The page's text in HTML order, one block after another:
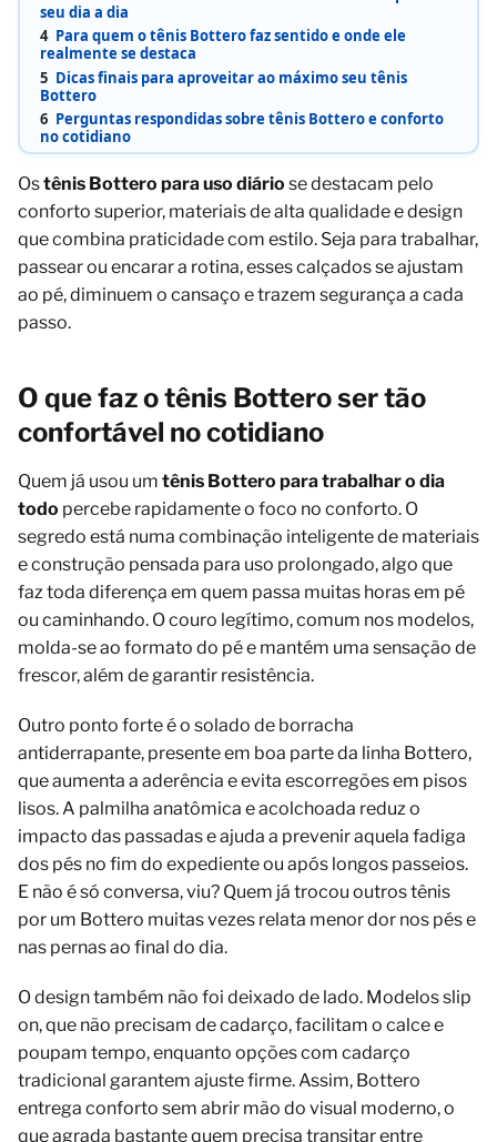
seu dia a dia
4 Para quem o tênis Bottero faz sentido e onde ele
realmente se destaca
5 Dicas finais para aproveitar ao máximo seu tênis
Bottero
6 Perguntas respondidas sobre tênis Bottero e conforto
no cotidiano
Ostênis Bottero para uso diário se destacam pelo
conforto superior, materiais de alta qualidade e design
que combina praticidade com estilo. Seja para trabalhar,
passear ou encarar a rotina, esses calçados se ajustam
ao pé, diminuem o cansaço e trazem segurança a cada
passo.
O que faz o tênis Bottero ser tão
confortável no cotidiano
Quem já usou um tênis Bottero para trabalhar o dia
todo percebe rapidamente o foco no conforto. O
segredo está numa combinação inteligente de materiais
e construção pensada para uso prolongado, algo que
faz toda diferença em quem passa muitas horas em pé
ou caminhando. O couro legítimo, comum nos modelos,
molda-se ao formato do pé e mantém uma sensação de
frescor, além de garantir resistência.
Outro ponto forte é o solado de borracha
antiderrapante, presente em boa parte da linha Bottero,
que aumenta a aderência e evita escorregões em pisos
lisos. A palmilha anatômica e acolchoada reduz o
impacto das passadas e ajuda a prevenir aquela fadiga
dos pés no fim do expediente ou após longos passeios.
E não é só conversa, viu? Quem já trocou outros tênis
por um Bottero muitas vezes relata menor dor nos pés e
nas pernas ao final do dia.
O design também não foi deixado de lado. Modelos slip
on, que não precisam de cadarço, facilitam o calce e
poupam tempo, enquanto opções com cadarço
tradicional garantem ajuste firme. Assim, Bottero
entrega conforto sem abrir mão do visual moderno, o
que agrada bastante quem precisa transitar entre